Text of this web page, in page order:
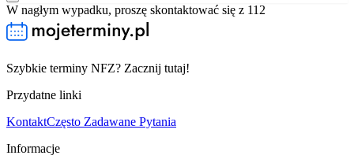
W nagłym wypadku, proszę skontaktować się z 112
Szybkie terminy NFZ? Zacznij tutaj!
Przydatne linki
KontaktCzęsto Zadawane Pytania
Informacje